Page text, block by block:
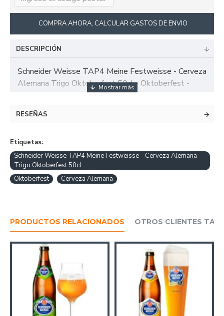
COMPRA AHORA, CALCULAR GASTOS DE ENVIO
DESCRIPCIÓN
Schneider Weisse TAP4 Meine Festweisse - Cerveza
Alemana Trigo Oktoberfest 50cl - Oktoberfest -
RESEÑAS
Etiquetas:
Schneider Weisse TAP4 Meine Festweisse - Cerveza Alemana
Trigo Oktoberfest 50cl
Oktoberfest
Cerveza Alemana
PRODUCTOS RELACIONADOS OTROS CLIENTES